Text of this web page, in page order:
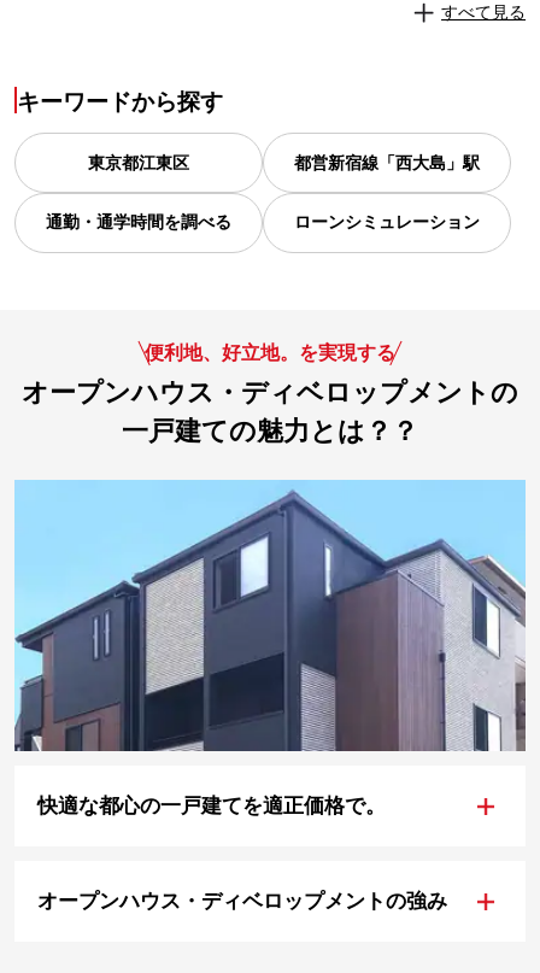
すべて見る
キーワードから探す
東京都江東区 都営新宿線「西大島」駅
通勤・通学時間を調べる ローンシミュレーション
便利地、好立地。を実現する
オープンハウス・ディベロップメントの
一戸建ての魅力とは？？
快適な都心の一戸建てを適正価格で。 +
オープンハウス・ディベロップメントの強み +